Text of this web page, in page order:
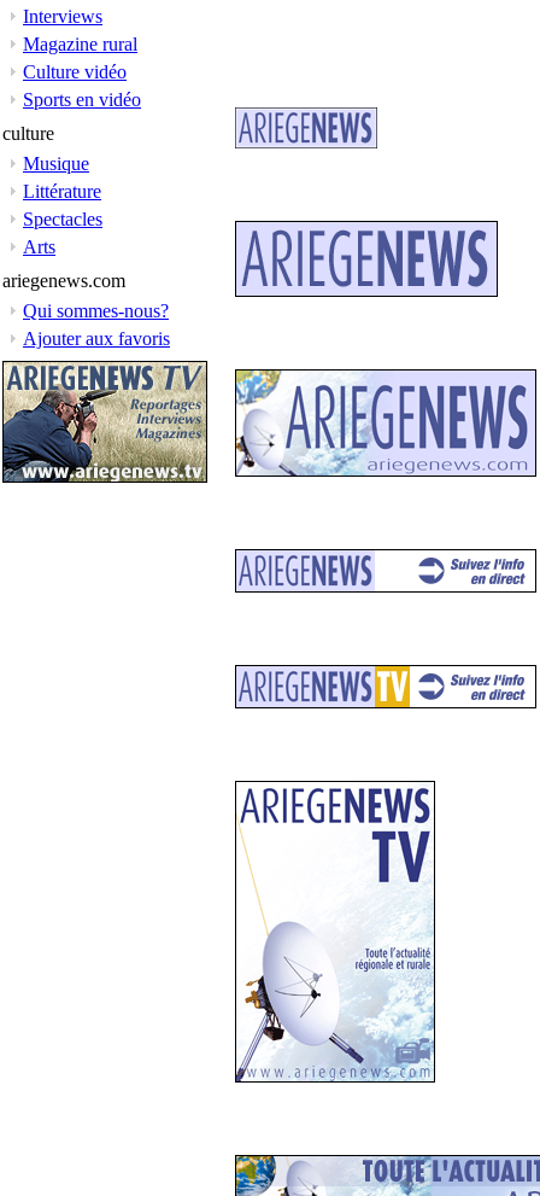
Interviews
Magazine rural
Culture vidéo
Sports en vidéo
culture
Musique
Littérature
Spectacles
Arts
ariegenews.com
Qui sommes-nous?
Ajouter aux favoris